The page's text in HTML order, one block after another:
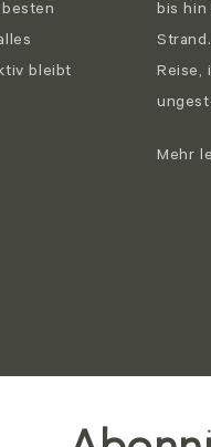
bleibt
bis hin
Reise,
Mehr